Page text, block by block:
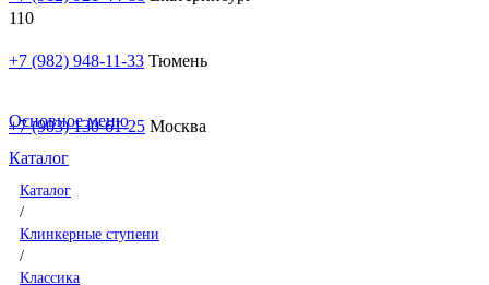
+7 (982) 948-11-33 Тюмень
+7 (903) 130-61-25 Москва
Основное меню
Каталог
Каталог
/
Клинкерные ступени
/
Классика